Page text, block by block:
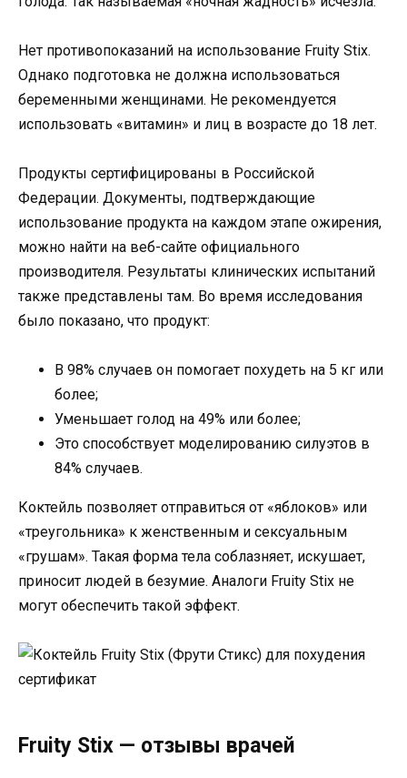
Нет противопоказаний на использование Fruity Stix.
Однако подготовка не должна использоваться
беременными женщинами. Не рекомендуется
использовать «витамин» и лиц в возрасте до 18 лет.
Продукты сертифицированы в Российской
Федерации. Документы, подтверждающие
использование продукта на каждом этапе ожирения,
можно найти на веб-сайте официального
производителя. Результаты клинических испытаний
также представлены там. Во время исследования
было показано, что продукт:
В 98% случаев он помогает похудеть на 5 кг или
более;
Уменьшает голод на 49% или более;
Это способствует моделированию силуэтов в
84% случаев.
Коктейль позволяет отправиться от «яблоков» или
«треугольника» к женственным и сексуальным
«грушам». Такая форма тела соблазняет, искушает,
приносит людей в безумие. Аналоги Fruity Stix не
могут обеспечить такой эффект.
Fruity Stix — отзывы врачей